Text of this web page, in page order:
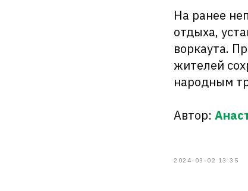
На ранее
отдыха,
воркаута.
жителей
народным
Автор:
2024-03-02 13:35